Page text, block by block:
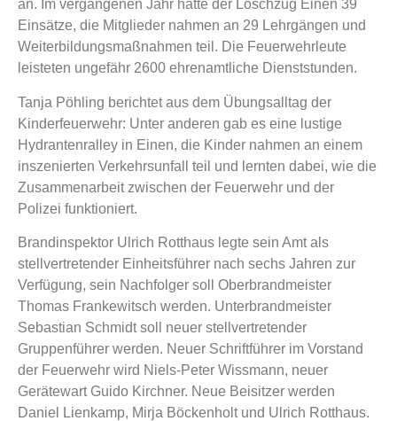
an. Im vergangenen Jahr hatte der Löschzug Einen 39
Einsätze, die Mitglieder nahmen an 29 Lehrgängen und
Weiterbildungsmaßnahmen teil. Die Feuerwehrleute
leisteten ungefähr 2600 ehrenamtliche Dienststunden.
Tanja Pöhling berichtet aus dem Übungsalltag der
Kinderfeuerwehr: Unter anderen gab es eine lustige
Hydrantenralley in Einen, die Kinder nahmen an einem
inszenierten Verkehrsunfall teil und lernten dabei, wie die
Zusammenarbeit zwischen der Feuerwehr und der
Polizei funktioniert.
Brandinspektor Ulrich Rotthaus legte sein Amt als
stellvertretender Einheitsführer nach sechs Jahren zur
Verfügung, sein Nachfolger soll Oberbrandmeister
Thomas Frankewitsch werden. Unterbrandmeister
Sebastian Schmidt soll neuer stellvertretender
Gruppenführer werden. Neuer Schriftführer im Vorstand
der Feuerwehr wird Niels-Peter Wissmann, neuer
Gerätewart Guido Kirchner. Neue Beisitzer werden
Daniel Lienkamp, Mirja Böckenholt und Ulrich Rotthaus.